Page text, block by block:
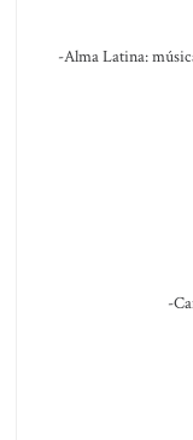
-Alma Latina:
-